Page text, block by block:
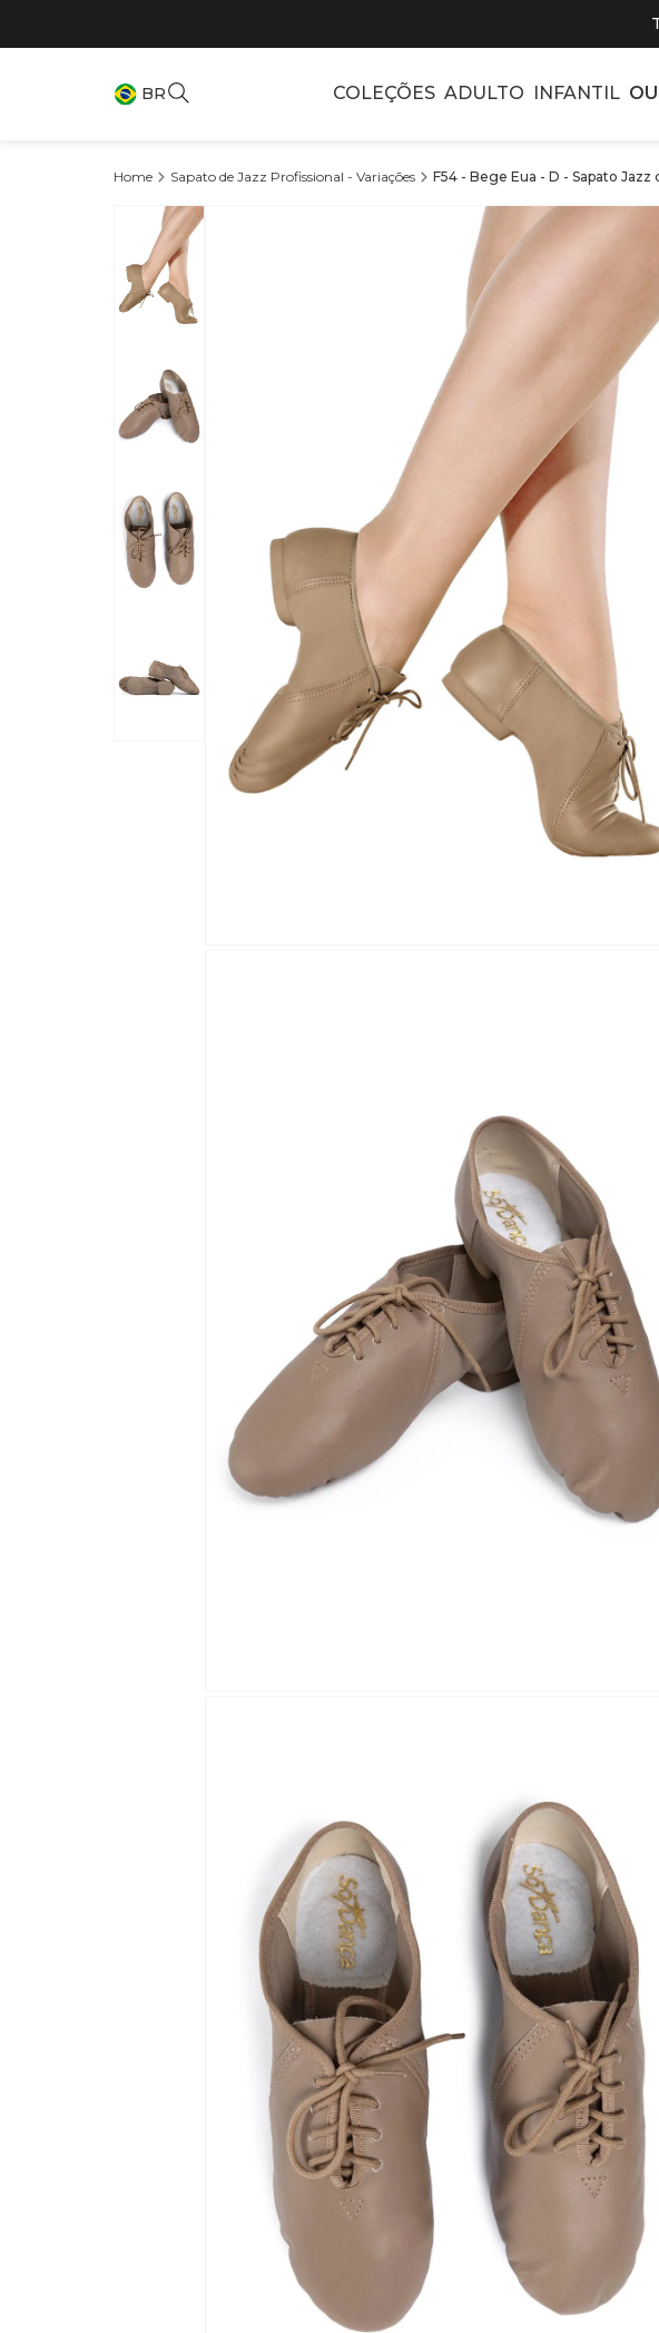
BR COLEÇÕES ADULTO INFANTIL
Sapato de Jazz Profissional - Variações F54 - Bege Eua - D - Sapato